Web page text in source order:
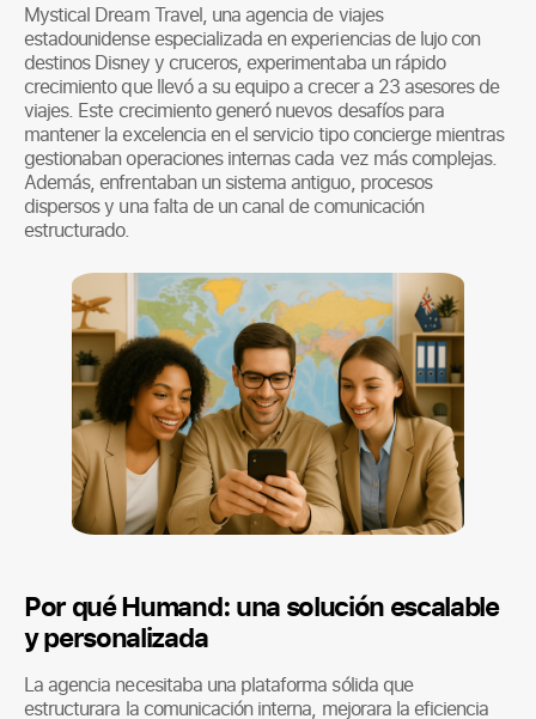
Mystical Dream Travel, una agencia de viajes
estadounidense especializada en experiencias de lujo con
destinos Disney y cruceros, experimentaba un rápido
crecimiento que llevó a su equipo a crecer a 23 asesores de
viajes. Este crecimiento generó nuevos desafíos para
mantener la excelencia en el servicio tipo concierge mientras
gestionaban operaciones internas cada vez más complejas.
Además, enfrentaban un sistema antiguo, procesos
dispersos y una falta de un canal de comunicación
estructurado.
Por qué Humand: una solución escalable
y personalizada
La agencia necesitaba una plataforma sólida que
estructurara la comunicación interna, mejorara la eficiencia